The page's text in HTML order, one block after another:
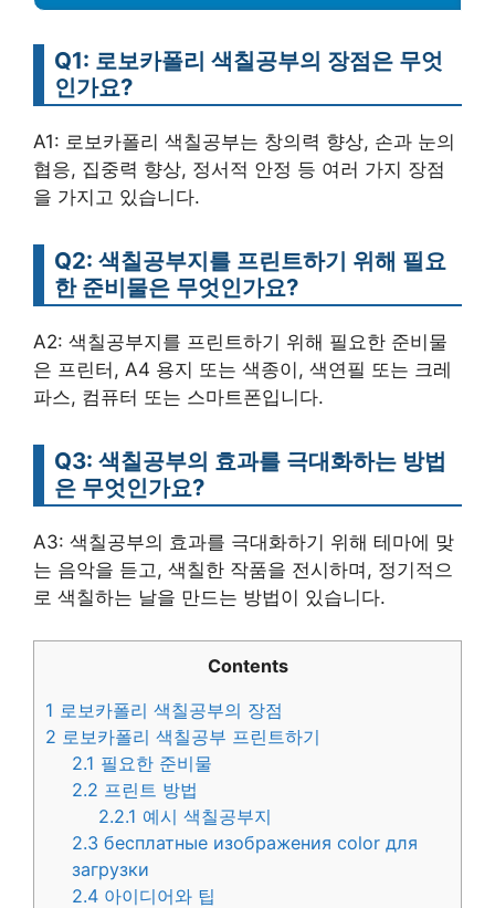
Q1: 로보카폴리 색칠공부의 장점은 무엇
인가요?
A1: 로보카폴리 색칠공부는 창의력 향상, 손과 눈의
협응, 집중력 향상, 정서적 안정 등 여러 가지 장점
을 가지고 있습니다.
Q2: 색칠공부지를 프린트하기 위해 필요
한 준비물은 무엇인가요?
A2: 색칠공부지를 프린트하기 위해 필요한 준비물
은 프린터, A4 용지 또는 색종이, 색연필 또는 크레
파스, 컴퓨터 또는 스마트폰입니다.
Q3: 색칠공부의 효과를 극대화하는 방법
은 무엇인가요?
A3: 색칠공부의 효과를 극대화하기 위해 테마에 맞
는 음악을 듣고, 색칠한 작품을 전시하며, 정기적으
로 색칠하는 날을 만드는 방법이 있습니다.
Contents
1 로보카폴리 색칠공부의 장점
2 로보카폴리 색칠공부 프린트하기
2.1 필요한 준비물
2.2 프린트 방법
2.2.1 예시 색칠공부지
2.3 бесплатные изображения color для
загрузки
2.4 아이디어와 팁